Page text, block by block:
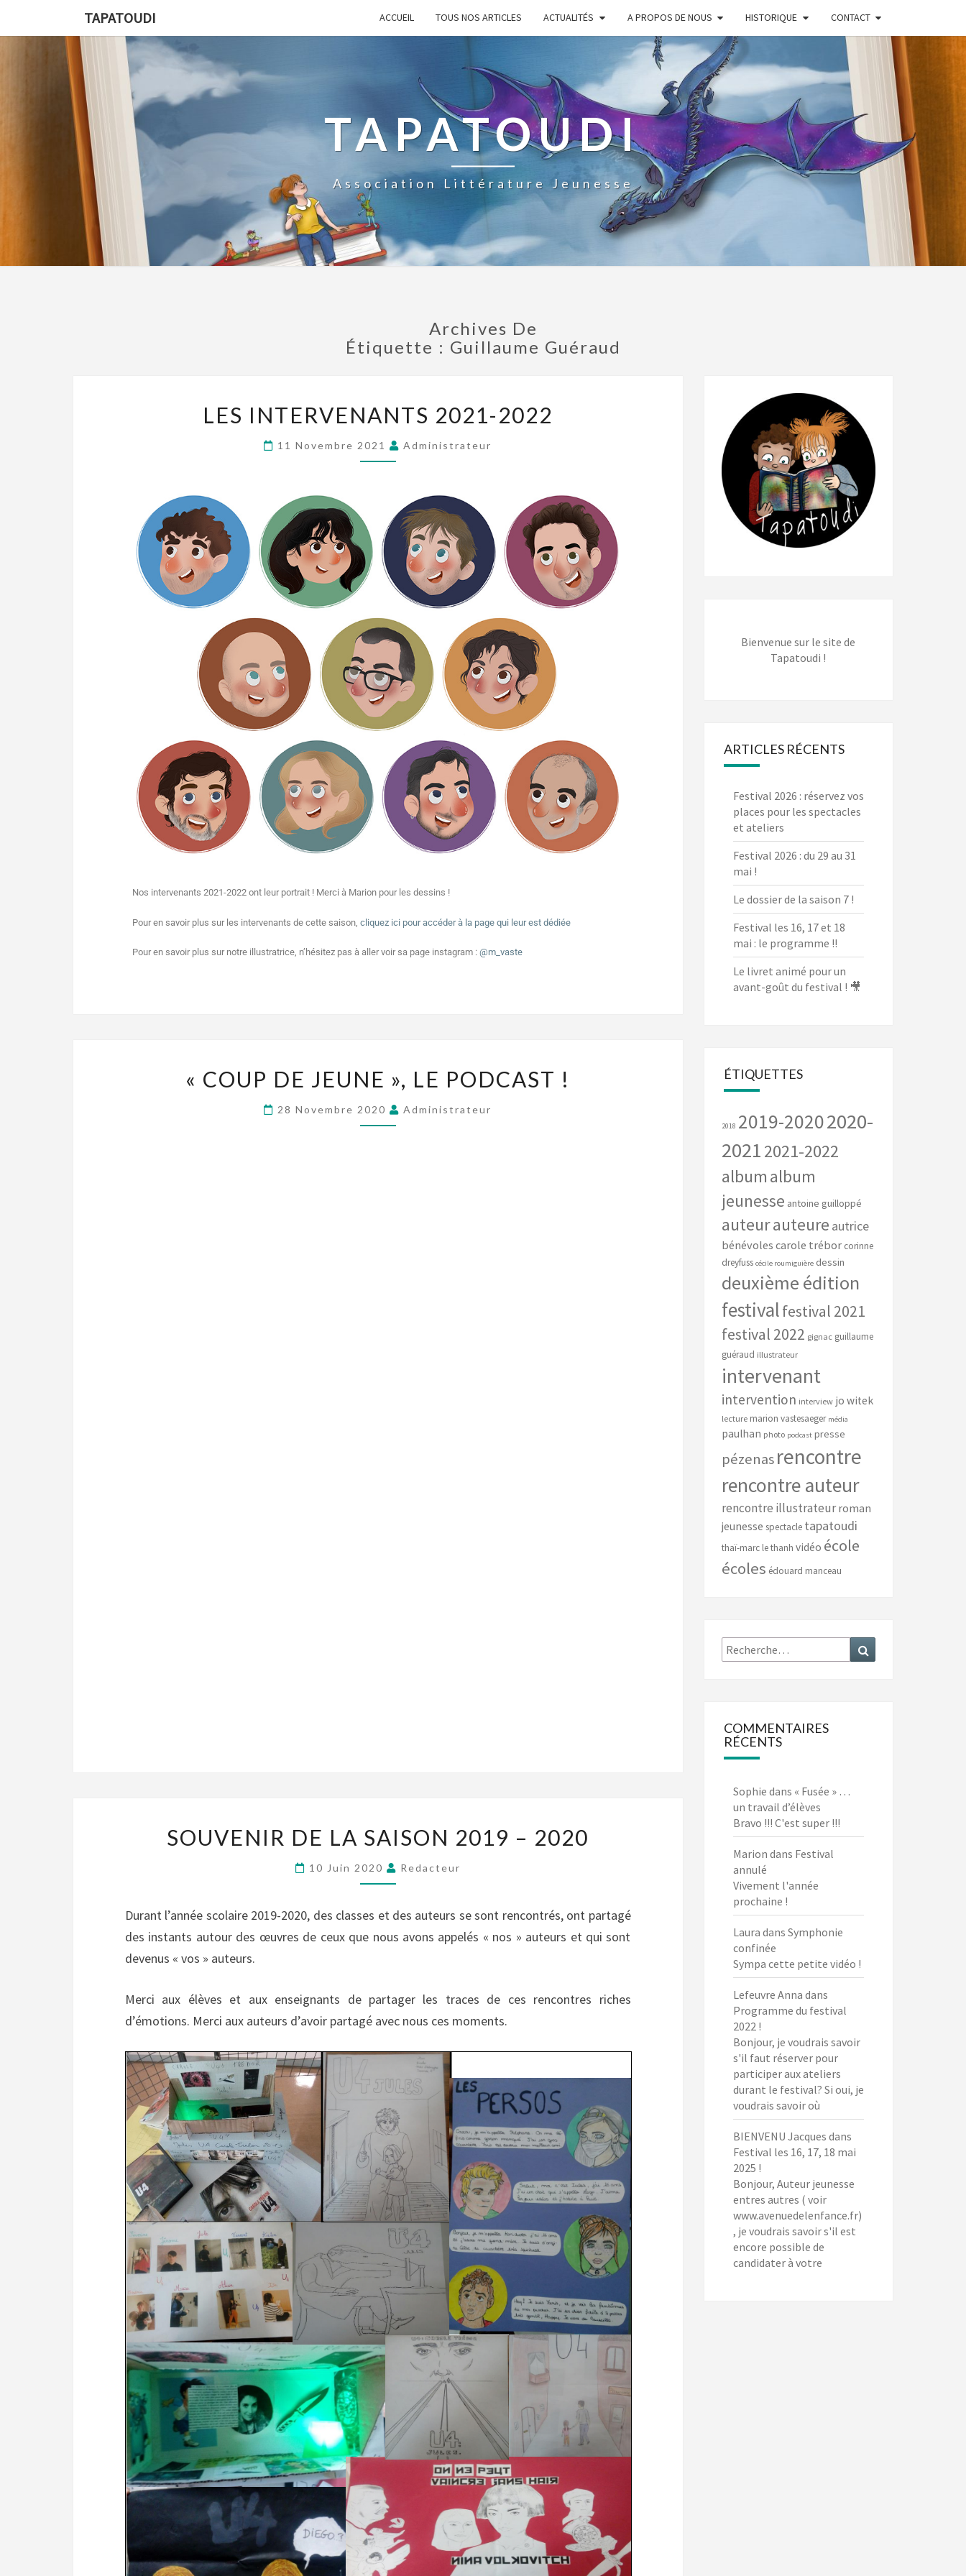
TAPATOUDI ACCUEIL TOUS NOS ARTICLES ACTUALITÉS A PROPOS DE NOUS HISTORIQUE CONTACT
TAPATOUDI
Association Littérature Jeunesse
Archives De
Étiquette : Guillaume Guéraud
LES INTERVENANTS 2021-2022
11 Novembre 2021 Administrateur
Nos intervenants 2021-2022 ont leur portrait ! Merci à Marion pour les dessins !
Pour en savoir plus sur les intervenants de cette saison, cliquez ici pour accéder à la page qui leur est dédiée
Pour en savoir plus sur notre illustratrice, n’hésitez pas à aller voir sa page instagram : @m_vaste
« COUP DE JEUNE », LE PODCAST !
28 Novembre 2020 Administrateur
SOUVENIR DE LA SAISON 2019 – 2020
10 Juin 2020 Redacteur
Durant l’année scolaire 2019-2020, des classes et des auteurs se sont rencontrés, ont partagé
des instants autour des œuvres de ceux que nous avons appelés « nos » auteurs et qui sont
devenus « vos » auteurs.
Merci aux élèves et aux enseignants de partager les traces de ces rencontres riches
d’émotions. Merci aux auteurs d’avoir partagé avec nous ces moments.
Bienvenue sur le site de
Tapatoudi !
ARTICLES RÉCENTS
Festival 2026 : réservez vos
places pour les spectacles
et ateliers
Festival 2026 : du 29 au 31
mai !
Le dossier de la saison 7 !
Festival les 16, 17 et 18
mai : le programme !!
Le livret animé pour un
avant-goût du festival ! 🎥
ÉTIQUETTES
2018 2019-20202020-
20212021-2022
album album
jeunesse antoine guilloppé
auteurauteure autrice
bénévoles carole trébor corinne
dreyfuss cécile roumiguière dessin
deuxième édition
festivalfestival 2021
festival 2022 gignac guillaume
guéraud illustrateur
intervenant
intervention interview jo witek
lecture marion vastesaeger média
paulhan photo podcast presse
pézenas rencontre
rencontre auteur
rencontre illustrateur roman
jeunesse spectacle tapatoudi
thaï-marc le thanh vidéo école
écoles édouard manceau
COMMENTAIRES
RÉCENTS
Sophie dans « Fusée » …
un travail d’élèves
Bravo !!! C'est super !!!
Marion dans Festival
annulé
Vivement l'année
prochaine !
Laura dans Symphonie
confinée
Sympa cette petite vidéo !
Lefeuvre Anna dans
Programme du festival
2022 !
Bonjour, je voudrais savoir
s'il faut réserver pour
participer aux ateliers
durant le festival? Si oui, je
voudrais savoir où
BIENVENU Jacques dans
Festival les 16, 17, 18 mai
2025 !
Bonjour, Auteur jeunesse
entres autres ( voir
www.avenuedelenfance.fr)
, je voudrais savoir s'il est
encore possible de
candidater à votre